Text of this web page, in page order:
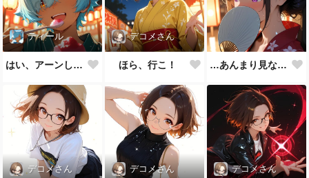
ティール
はい、アーンして♪
デコメさん
ほら、行こ！ …あんまり見ないでよ
デコメさん デコメさん デコメさん